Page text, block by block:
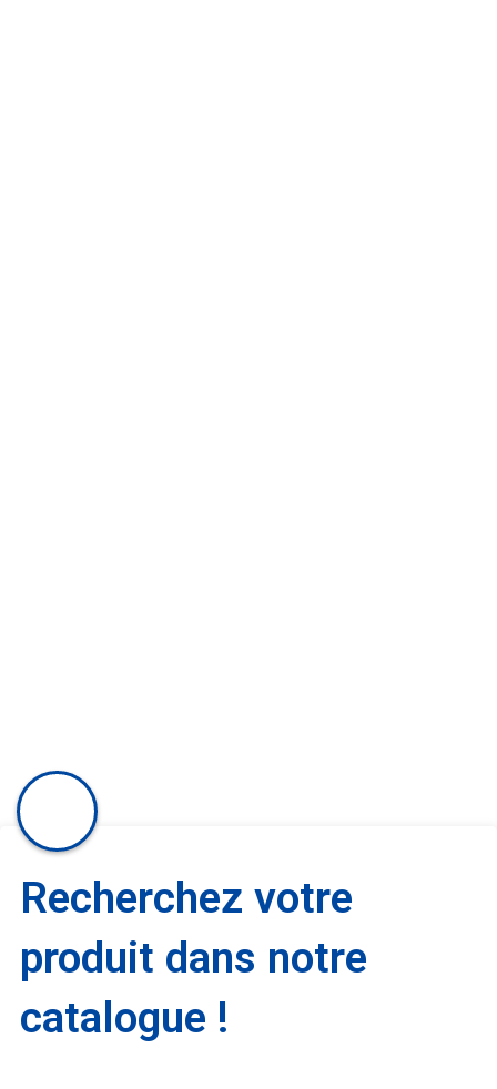
Recherchez votre
produit dans notre
catalogue !